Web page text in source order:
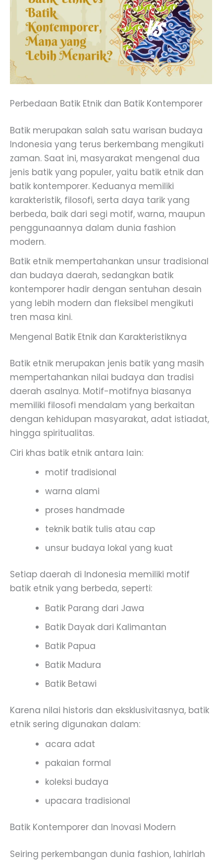
Perbedaan Batik Etnik dan Batik Kontemporer
Batik merupakan salah satu warisan budaya
Indonesia yang terus berkembang mengikuti
zaman. Saat ini, masyarakat mengenal dua
jenis batik yang populer, yaitu batik etnik dan
batik kontemporer. Keduanya memiliki
karakteristik, filosofi, serta daya tarik yang
berbeda, baik dari segi motif, warna, maupun
penggunaannya dalam dunia fashion
modern.
Batik etnik mempertahankan unsur tradisional
dan budaya daerah, sedangkan batik
kontemporer hadir dengan sentuhan desain
yang lebih modern dan fleksibel mengikuti
tren masa kini.
Mengenal Batik Etnik dan Karakteristiknya
Batik etnik merupakan jenis batik yang masih
mempertahankan nilai budaya dan tradisi
daerah asalnya. Motif-motifnya biasanya
memiliki filosofi mendalam yang berkaitan
dengan kehidupan masyarakat, adat istiadat,
hingga spiritualitas.
Ciri khas batik etnik antara lain:
motif tradisional
warna alami
proses handmade
teknik batik tulis atau cap
unsur budaya lokal yang kuat
Setiap daerah di Indonesia memiliki motif
batik etnik yang berbeda, seperti:
Batik Parang dari Jawa
Batik Dayak dari Kalimantan
Batik Papua
Batik Madura
Batik Betawi
Karena nilai historis dan eksklusivitasnya, batik
etnik sering digunakan dalam:
acara adat
pakaian formal
koleksi budaya
upacara tradisional
Batik Kontemporer dan Inovasi Modern
Seiring perkembangan dunia fashion, lahirlah